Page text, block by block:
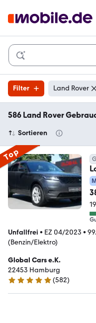
Filter Land Rover
586 Land Rover
Sortieren
Top
Unfallfrei • EZ 04/2023 •
(Benzin/Elektro)
Global Cars e.K.
22453 Hamburg
4.9 Sterne
(582)